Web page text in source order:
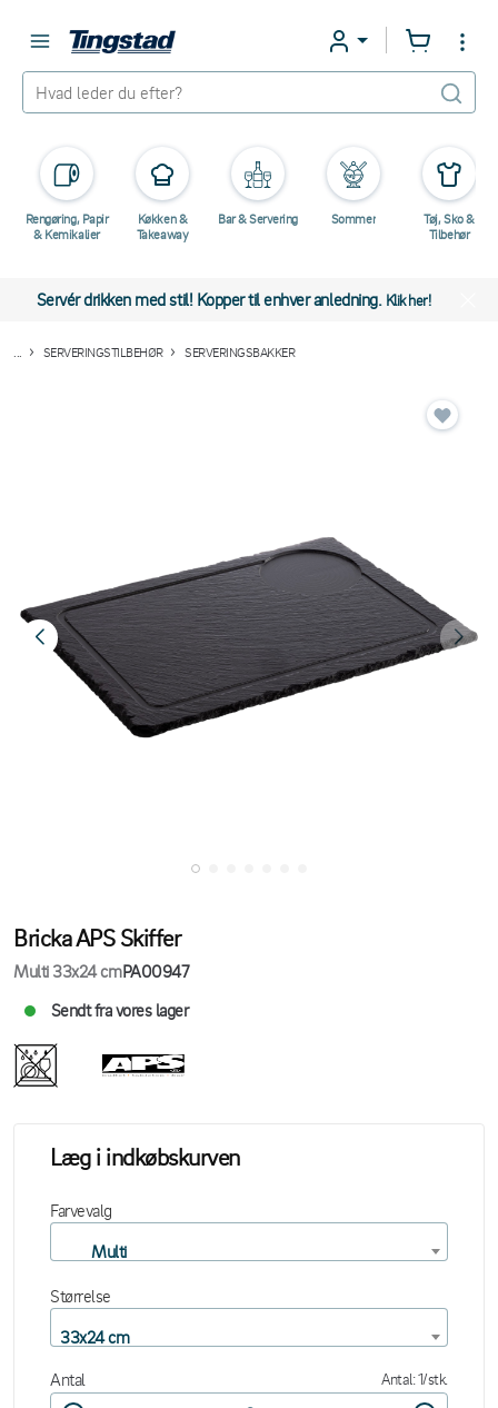
Rengøring, Papir
& Kemikalier
Køkken &
Takeaway
Bar & Servering Sommer
Tøj, Sko &
Tilbehør
Servér drikken med stil! Kopper til enhver anledning. Klik her!
SERVERINGSTILBEHØR SERVERINGSBAKKER
Bricka APS Skiffer
Multi 33x24 cmPA00947
Sendt fra vores lager
Læg i indkøbskurven
Farvevalg
Multi
Størrelse
33x24 cm
Antal
Antal: 1/stk.